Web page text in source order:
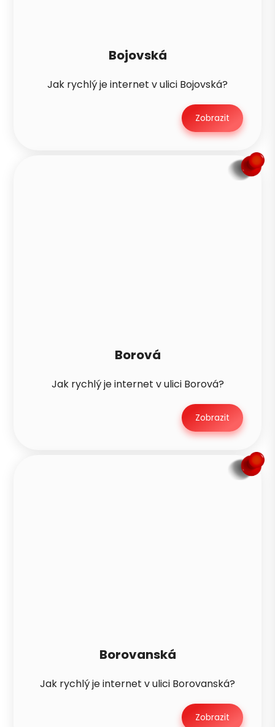
Bojovská
Jak rychlý je internet v ulici Bojovská?
Zobrazit
Borová
Jak rychlý je internet v ulici Borová?
Zobrazit
Borovanská
Jak rychlý je internet v ulici Borovanská?
Zobrazit
Zavoláme zítra mezi 8–10